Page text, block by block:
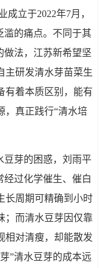
成立于2022年7月，
滥的痛点。不同于其
做法，江苏新希望坚
主研发清水芽苗菜生
有着本质区别，能有
，真正践行“清水培
豆芽的困惑，刘雨平
经过化学催生、催白
长周期可精确到小时
；而清水豆芽因仅靠
相对清瘦，却能散发
”清水豆芽的成本远